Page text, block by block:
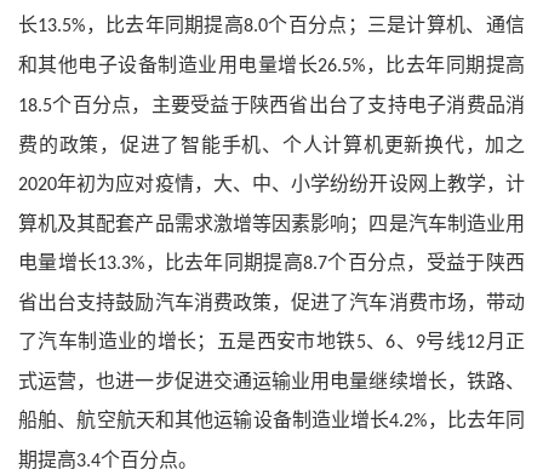
长13.5%，比去年同期提高8.0个百分点；三是计算机、通信
和其他电子设备制造业用电量增长26.5%，比去年同期提高
18.5个百分点，主要受益于陕西省出台了支持电子消费品消
费的政策，促进了智能手机、个人计算机更新换代，加之
2020年初为应对疫情，大、中、小学纷纷开设网上教学，计
算机及其配套产品需求激增等因素影响；四是汽车制造业用
电量增长13.3%，比去年同期提高8.7个百分点，受益于陕西
省出台支持鼓励汽车消费政策，促进了汽车消费市场，带动
了汽车制造业的增长；五是西安市地铁5、6、 9号线12月正
式运营，也进一步促进交通运输业用电量继续增长，铁路、
船舶、航空航天和其他运输设备制造业增长4.2%，比去年同
期提高3.4个百分点。